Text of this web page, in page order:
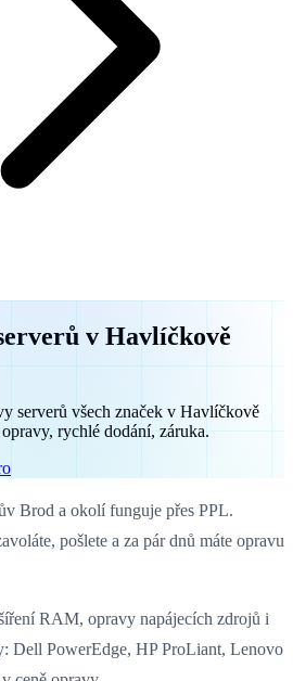
v Havlíčkově
serverů všech značek v Havlíčkově
rychlé dodání, záruka.
Brod a okolí funguje přes PPL.
pošlete a za pár dnů máte opravu
RAM, opravy napájecích zdrojů i
Dell PowerEdge, HP ProLiant, Lenovo